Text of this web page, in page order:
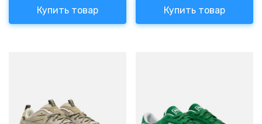
Купить товар Купить товар